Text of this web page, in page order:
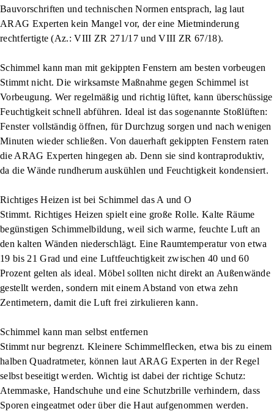
Bauvorschriften und technischen Normen entsprach, lag laut
ARAG Experten kein Mangel vor, der eine Mietminderung
rechtfertigte (Az.: VIII ZR 271/17 und VIII ZR 67/18).
Schimmel kann man mit gekippten Fenstern am besten vorbeugen
Stimmt nicht. Die wirksamste Maßnahme gegen Schimmel ist
Vorbeugung. Wer regelmäßig und richtig lüftet, kann überschüssige
Feuchtigkeit schnell abführen. Ideal ist das sogenannte Stoßlüften:
Fenster vollständig öffnen, für Durchzug sorgen und nach wenigen
Minuten wieder schließen. Von dauerhaft gekippten Fenstern raten
die ARAG Experten hingegen ab. Denn sie sind kontraproduktiv,
da die Wände rundherum auskühlen und Feuchtigkeit kondensiert.
Richtiges Heizen ist bei Schimmel das A und O
Stimmt. Richtiges Heizen spielt eine große Rolle. Kalte Räume
begünstigen Schimmelbildung, weil sich warme, feuchte Luft an
den kalten Wänden niederschlägt. Eine Raumtemperatur von etwa
19 bis 21 Grad und eine Luftfeuchtigkeit zwischen 40 und 60
Prozent gelten als ideal. Möbel sollten nicht direkt an Außenwände
gestellt werden, sondern mit einem Abstand von etwa zehn
Zentimetern, damit die Luft frei zirkulieren kann.
Schimmel kann man selbst entfernen
Stimmt nur begrenzt. Kleinere Schimmelflecken, etwa bis zu einem
halben Quadratmeter, können laut ARAG Experten in der Regel
selbst beseitigt werden. Wichtig ist dabei der richtige Schutz:
Atemmaske, Handschuhe und eine Schutzbrille verhindern, dass
Sporen eingeatmet oder über die Haut aufgenommen werden.